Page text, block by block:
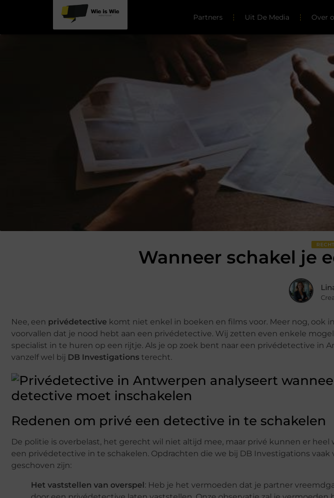
Partners Uit De Media Over
Wanneer schakel je
Nee, een privédetective komt niet enkel in boeken en films voor. Meer nog, ook
voorvallen dat je nood hebt aan een privédetective. Wij zetten even enkele
specialist in te huren op een rijtje. Als je op zoek bent naar een privédetective in
vanzelf wel bij DB Investigations terecht.
Redenen om privé een detective in te schakelen
De politie is overbelast, het gerecht wil niet altijd mee, maar privé kunnen er heel
een privédetective in te schakelen. Opdrachten die we bij DB Investigations vaak
geschoven zijn:
Het vaststellen van overspel: Heb je het vermoeden dat je partner